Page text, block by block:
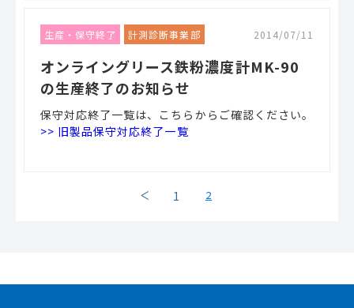
生産・保守終了 計測診断事業部 2014/07/11
オンライングリース鉄粉濃度計MK-90
の生産終了のお知らせ
保守対応終了一覧は、こちらからご確認ください。
>> 旧製品保守対応終了一覧
1 2